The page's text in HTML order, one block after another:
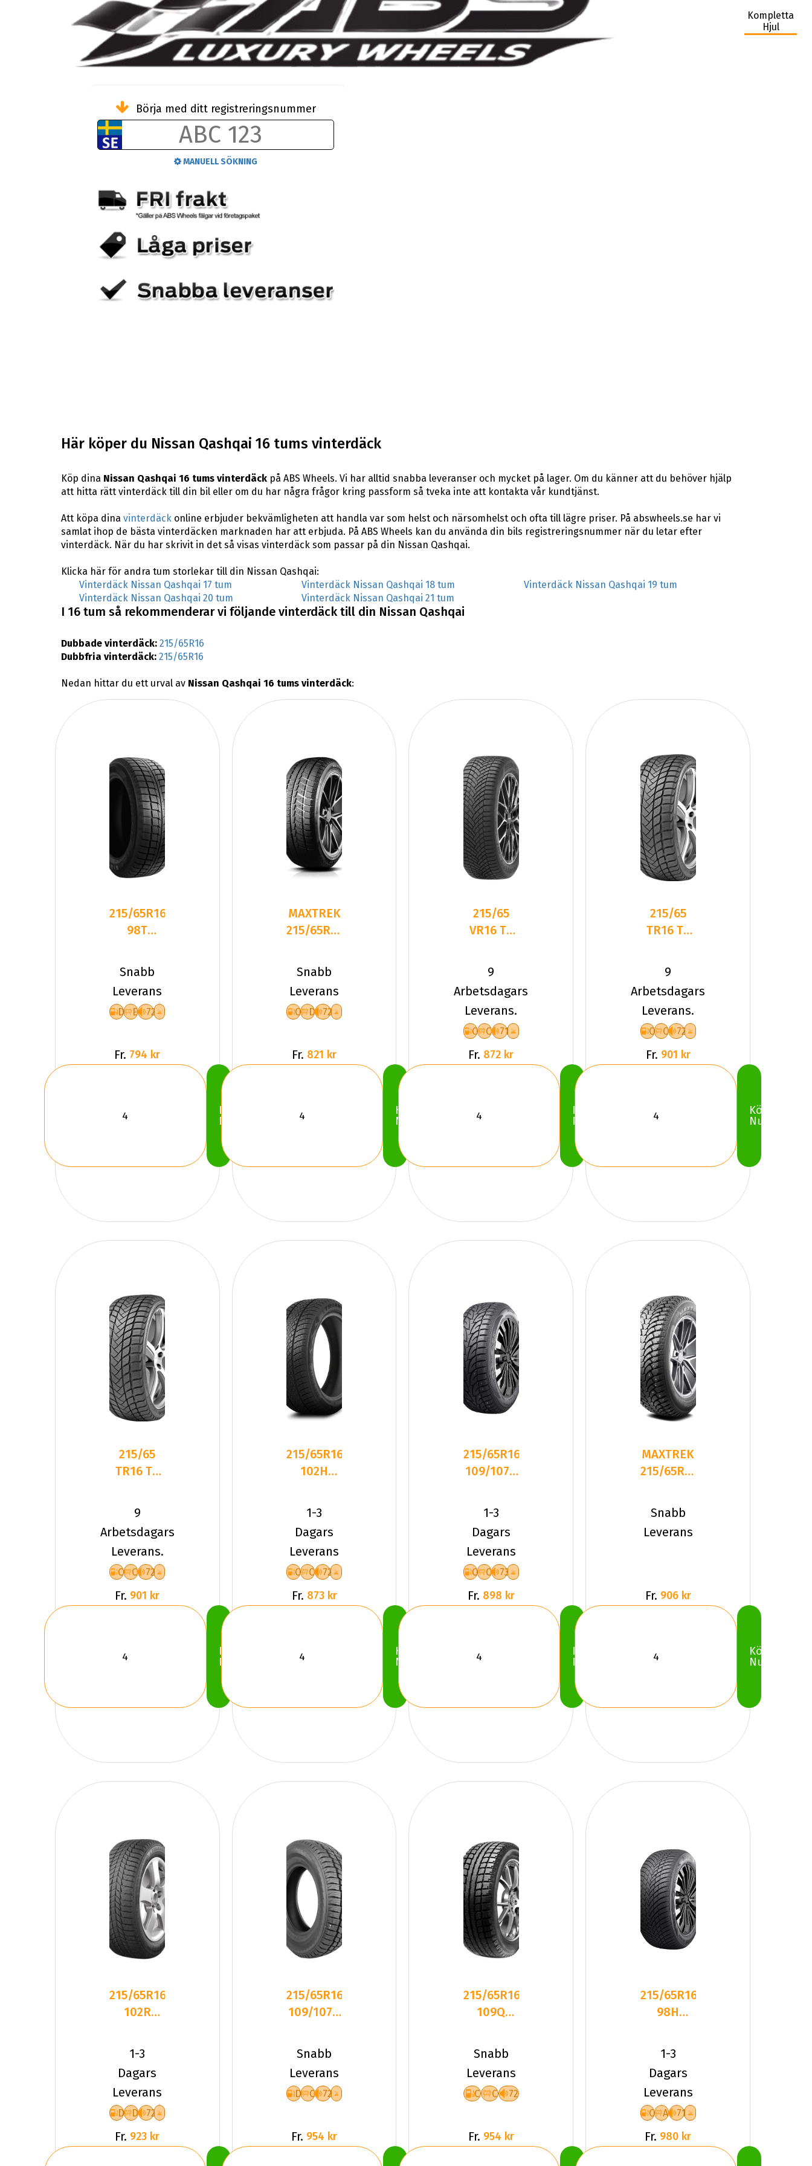
Kompletta
Hjul
Börja med ditt registreringsnummer
MANUELL SÖKNING
Här köper du Nissan Qashqai 16 tums vinterdäck
Köp dina Nissan Qashqai 16 tums vinterdäckpå ABS Wheels. Vi har alltid snabba leveranser och mycket på lager. Om du känner att du behöver hjälp
att hitta rätt vinterdäck till din bil eller om du har några frågor kring passform så tveka inte att kontakta vår kundtjänst.
Att köpa dina vinterdäckonline erbjuder bekvämligheten att handla var som helst och närsomhelst och ofta till lägre priser. På abswheels.se har vi
samlat ihop de bästa vinterdäcken marknaden har att erbjuda. På ABS Wheels kan du använda din bils registreringsnummer när du letar efter
vinterdäck. När du har skrivit in det så visas vinterdäck som passar på din Nissan Qashqai.
Klicka här för andra tum storlekar till din Nissan Qashqai:
Vinterdäck Nissan Qashqai 17 tum
Vinterdäck Nissan Qashqai 18 tum
Vinterdäck Nissan Qashqai 19 tum
Vinterdäck Nissan Qashqai 20 tum
Vinterdäck Nissan Qashqai 21 tum
I 16 tum så rekommenderar vi följande vinterdäck till din Nissan Qashqai
Dubbade vinterdäck: 215/65R16
Dubbfria vinterdäck: 215/65R16
Nedan hittar du ett urval av Nissan Qashqai 16 tums vinterdäck:
215/65R16
98T
SW618
DEB72
PCRW
Snabb
Leverans
D E 72
Fr. 794 kr
Köp
Nu
MAXTREK
215/65R16
M7 PLUS
Snabb
Leverans
C D 72
Fr. 821 kr
Köp
Nu
215/65
VR16 TL
DELINTE
AW7 XL
9
Arbetsdagars
Leverans.
C C 71
Fr. 872 kr
Köp
Nu
215/65
TR16 TL
LANDSAIL
W.LANDER
NORDIC
9
Arbetsdagars
Leverans.
C C 72
Fr. 901 kr
Köp
Nu
215/65
TR16 TL
LANDSAIL
W.LANDER
NORDIC
9
Arbetsdagars
Leverans.
C C 72
Fr. 901 kr
Köp
Nu
215/65R16
102H
TW401 XL
Frikti
1-3
Dagars
Leverans
C C 72
Fr. 873 kr
Köp
Nu
215/65R16C
109/107R
SNOW-H
MWCS0
1-3
Dagars
Leverans
C C 73
Fr. 898 kr
Köp
Nu
MAXTREK
215/65R16
TREK
M900 ICE
STUDDED
Snabb
Leverans
Fr. 906 kr
Köp
Nu
215/65R16
102R
PL01 XL
Friktion
2025
1-3
Dagars
Leverans
D D 72
Fr. 923 kr
215/65R16C
109/107R
SW612
DCB7
Snabb
Leverans
D C 72
Fr. 954 kr
215/65R16C
109Q
Trek M7
MFS
Friktion
Snabb
Leverans
C C 72
Fr. 954 kr
215/65R16
98H
BLAZER
ALPINE
1-3
Dagars
Leverans
C A 71
Fr. 980 kr